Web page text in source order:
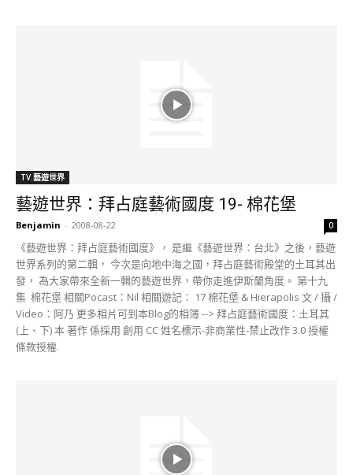
TV.藝遊世界
藝遊世界：拜占庭藝術國度 19- 棉花堡
Benjamin - 2008-08-22 0
《藝遊世界：拜占庭藝術國度》， 是繼《藝遊世界：台北》之後，藝遊
世界系列的第二輯， 今次是向地中海之國，拜占庭藝術殿堂的土耳其出
發， 為大家帶來全新一輯的藝遊世界，帶你走進伊斯蘭角度。 第十九
集 棉花堡 相關Pocast：Nil 相關遊記： 17 棉花堡 & Hierapolis 文 / 攝 /
Video：阿乃 更多相片可到本Blog的相簿 --> 拜占庭藝術國度：土耳其
(上、下) 本 著作 係採用 創用 CC 姓名標示-非商業性-禁止改作 3.0 授權
條款授權.